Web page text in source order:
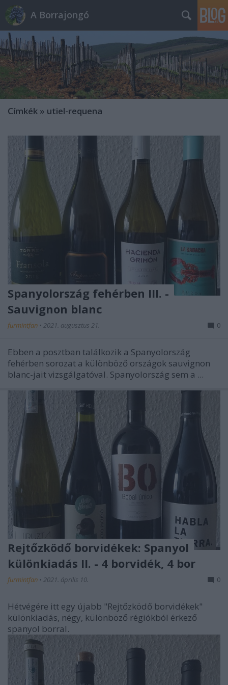
A Borrajongó
Címkék » utiel-requena
Spanyolország fehérben III. -
Sauvignon blanc
furmintfan • 2021. augusztus 21. 0
Ebben a posztban találkozik a Spanyolország
fehérben sorozat a különböző országok sauvignon
blanc-jait vizsgálgatóval. Spanyolország sem a ...
Rejtőzködő borvidékek: Spanyol
különkiadás II. - 4 borvidék, 4 bor
furmintfan • 2021. április 10. 0
Hétvégére itt egy újabb "Rejtőzködő borvidékek"
különkiadás, négy, különböző régiókból érkező
spanyol borral.